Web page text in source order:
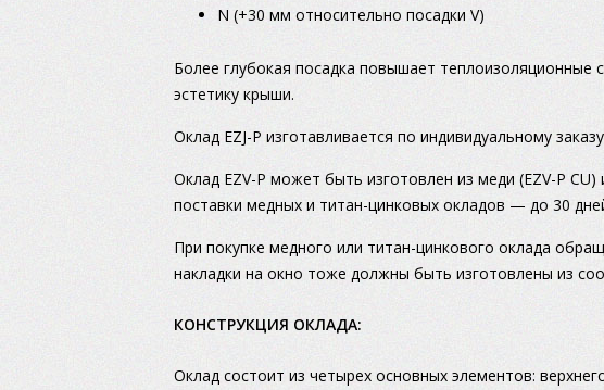
N (+30 мм относительно посадки V)
Более глубокая посадка повышает теплоизоляционные
эстетику крыши.
Оклад EZJ-P изготавливается по индивидуальному
Оклад EZV-P может быть изготовлен из меди (EZV-P CU)
поставки медных и титан-цинковых окладов — до 30
При покупке медного или титан-цинкового оклада
накладки на окно тоже должны быть изготовлены из
КОНСТРУКЦИЯ ОКЛАДА:
Оклад состоит из четырех основных элементов: